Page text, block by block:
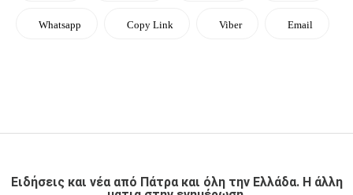
Whatsapp Copy Link Viber Email
Ειδήσεις και νέα από Πάτρα και όλη την Ελλάδα. Η άλλη